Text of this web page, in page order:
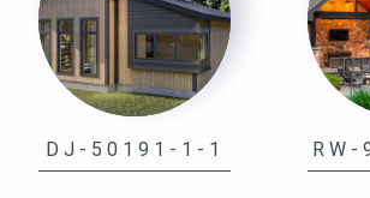
DJ-50191-1-1